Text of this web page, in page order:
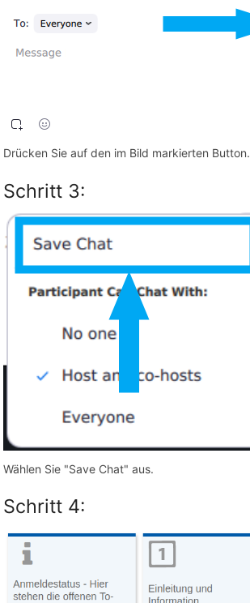
Drücken Sie auf den im Bild markierten Button.
Schritt 3:
Wählen Sie "Save Chat" aus.
Schritt 4: